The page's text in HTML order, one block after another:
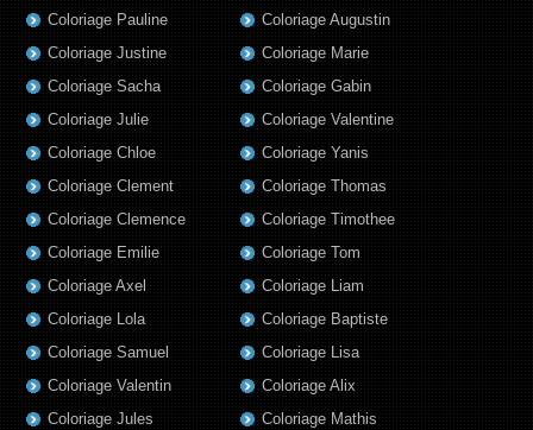
Coloriage Pauline
Coloriage Justine
Coloriage Sacha
Coloriage Julie
Coloriage Chloe
Coloriage Clement
Coloriage Clemence
Coloriage Emilie
Coloriage Axel
Coloriage Lola
Coloriage Samuel
Coloriage Valentin
Coloriage Jules
Coloriage Augustin
Coloriage Marie
Coloriage Gabin
Coloriage Valentine
Coloriage Yanis
Coloriage Thomas
Coloriage Timothee
Coloriage Tom
Coloriage Liam
Coloriage Baptiste
Coloriage Lisa
Coloriage Alix
Coloriage Mathis